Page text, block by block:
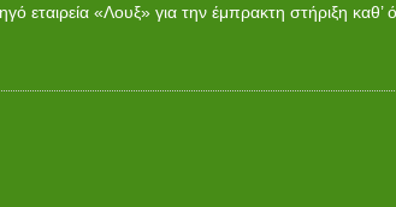
εταιρεία «Λουξ» για την έμπρακτη στήριξη καθ’